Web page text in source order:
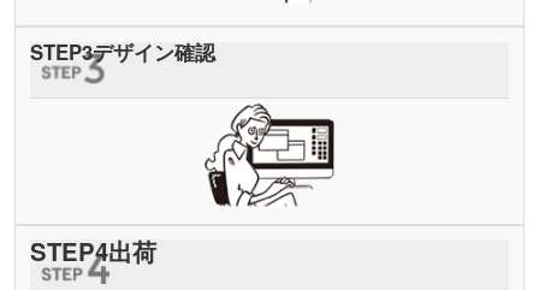
STEP3デザイン確認
STEP4出荷